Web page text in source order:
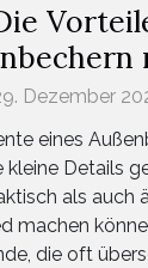
Dezember
eines
kleine Details
als auch
machen
die oft